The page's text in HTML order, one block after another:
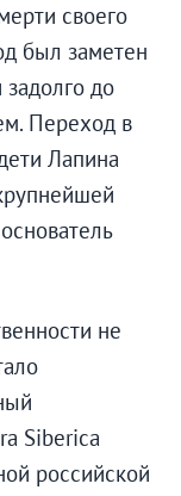
своего
был заметен
до
Переход в
Лапина
не
Siberica
российской